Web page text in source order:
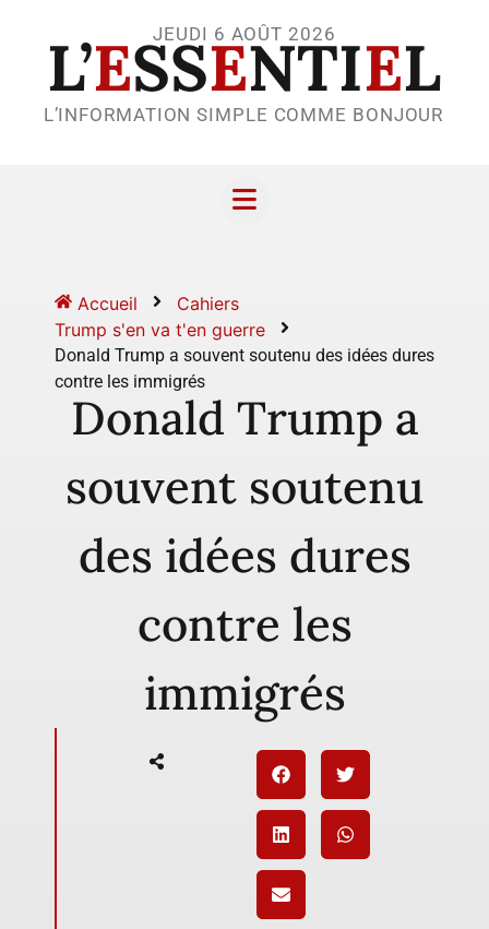
JEUDI 6 AOÛT 2026
L’ESSENTIEL
L’INFORMATION SIMPLE COMME BONJOUR
Accueil
Cahiers
Trump s'en va t'en guerre
Donald Trump a souvent soutenu des idées dures
contre les immigrés
Donald Trump a
souvent soutenu
des idées dures
contre les
immigrés